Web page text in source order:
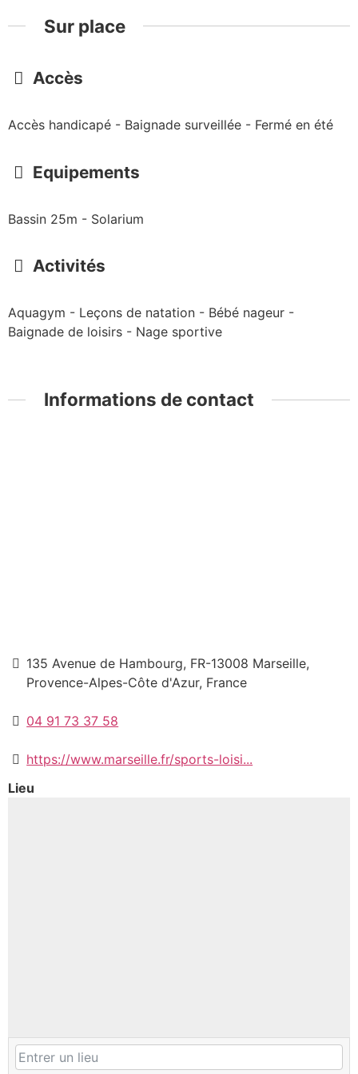
Sur place
Accès
Accès handicapé - Baignade surveillée - Fermé en été
Equipements
Bassin 25m - Solarium
Activités
Aquagym - Leçons de natation - Bébé nageur -
Baignade de loisirs - Nage sportive
Informations de contact
135 Avenue de Hambourg, FR-13008 Marseille,
Provence-Alpes-Côte d'Azur, France
04 91 73 37 58
https://www.marseille.fr/sports-loisi...
Lieu